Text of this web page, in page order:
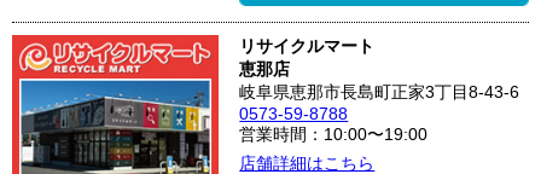
リサイクルマート
恵那店
岐阜県恵那市長島町正家3丁目8-43-6
0573-59-8788
営業時間：10:00〜19:00
店舗詳細はこちら